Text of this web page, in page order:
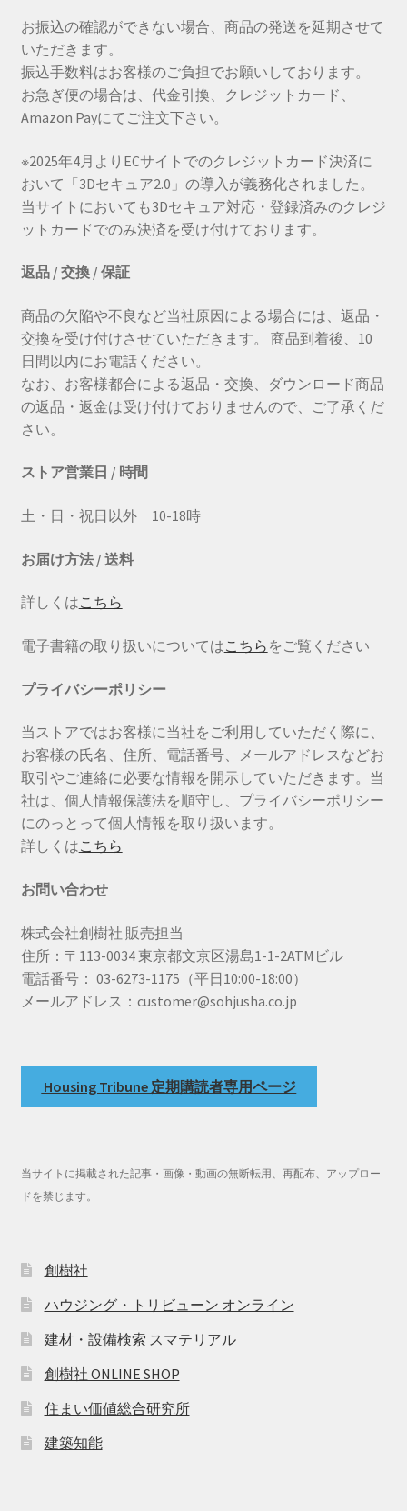
お振込の確認ができない場合、商品の発送を延期させて
いただきます。
振込手数料はお客様のご負担でお願いしております。
お急ぎ便の場合は、代金引換、クレジットカード、
Amazon Payにてご注文下さい。
※2025年4月よりECサイトでのクレジットカード決済に
おいて「3Dセキュア2.0」の導入が義務化されました。
当サイトにおいても3Dセキュア対応・登録済みのクレジ
ットカードでのみ決済を受け付けております。
返品 / 交換 / 保証
商品の欠陥や不良など当社原因による場合には、返品・
交換を受け付けさせていただきます。 商品到着後、10
日間以内にお電話ください。
なお、お客様都合による返品・交換、ダウンロード商品
の返品・返金は受け付けておりませんので、ご了承くだ
さい。
ストア営業日 / 時間
土・日・祝日以外 10-18時
お届け方法 / 送料
詳しくはこちら
電子書籍の取り扱いについてはこちら をご覧ください
プライバシーポリシー
当ストアではお客様に当社をご利用していただく際に、
お客様の氏名、住所、電話番号、メールアドレスなどお
取引やご連絡に必要な情報を開示していただきます。当
社は、個人情報保護法を順守し、プライバシーポリシー
にのっとって個人情報を取り扱います。
詳しくはこちら
お問い合わせ
株式会社創樹社 販売担当
住所：〒113-0034 東京都文京区湯島1-1-2ATMビル
電話番号： 03-6273-1175（平日10:00-18:00）
メールアドレス：customer@sohjusha.co.jp
Housing Tribune 定期購読者専用ページ
当サイトに掲載された記事・画像・動画の無断転用、再配布、アップロー
ドを禁じます。
創樹社
ハウジング・トリビューン オンライン
建材・設備検索 スマテリアル
創樹社 ONLINE SHOP
住まい価値総合研究所
建築知能